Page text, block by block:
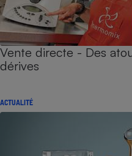
Vente directe - Des
dérives
ACTUALITÉ